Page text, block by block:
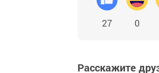
27 0
Расскажите